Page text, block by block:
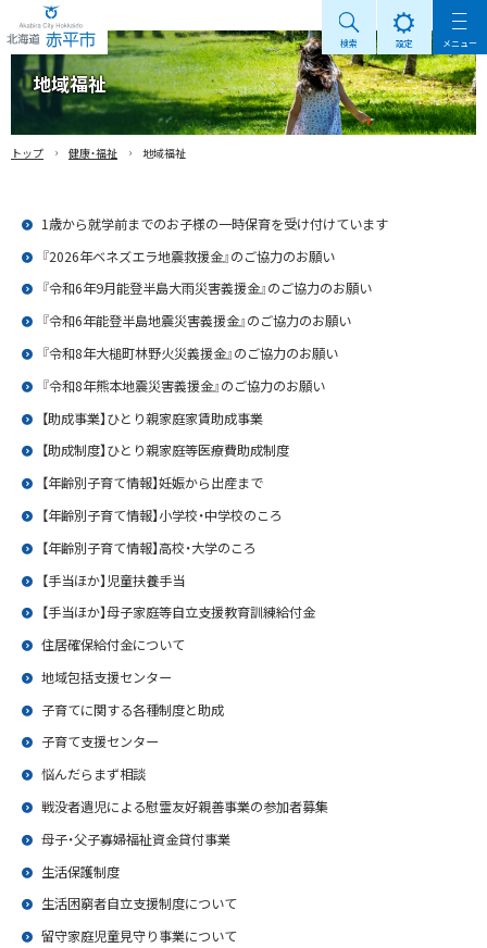
Akabira City Hokkaido 北海道 赤平市
検索 設定 メニュー
地域福祉
トップ › 健康・福祉 › 地域福祉
1歳から就学前までのお子様の一時保育を受け付けています
『2026年ベネズエラ地震救援金』のご協力のお願い
『令和6年9月能登半島大雨災害義援金』のご協力のお願い
『令和6年能登半島地震災害義援金』のご協力のお願い
『令和8年大槌町林野火災義援金』のご協力のお願い
『令和8年熊本地震災害義援金』のご協力のお願い
【助成事業】ひとり親家庭家賃助成事業
【助成制度】ひとり親家庭等医療費助成制度
【年齢別子育て情報】妊娠から出産まで
【年齢別子育て情報】小学校・中学校のころ
【年齢別子育て情報】高校・大学のころ
【手当ほか】児童扶養手当
【手当ほか】母子家庭等自立支援教育訓練給付金
住居確保給付金について
地域包括支援センター
子育てに関する各種制度と助成
子育て支援センター
悩んだらまず相談
戦没者遺児による慰霊友好親善事業の参加者募集
母子・父子寡婦福祉資金貸付事業
生活保護制度
生活困窮者自立支援制度について
留守家庭児童見守り事業について